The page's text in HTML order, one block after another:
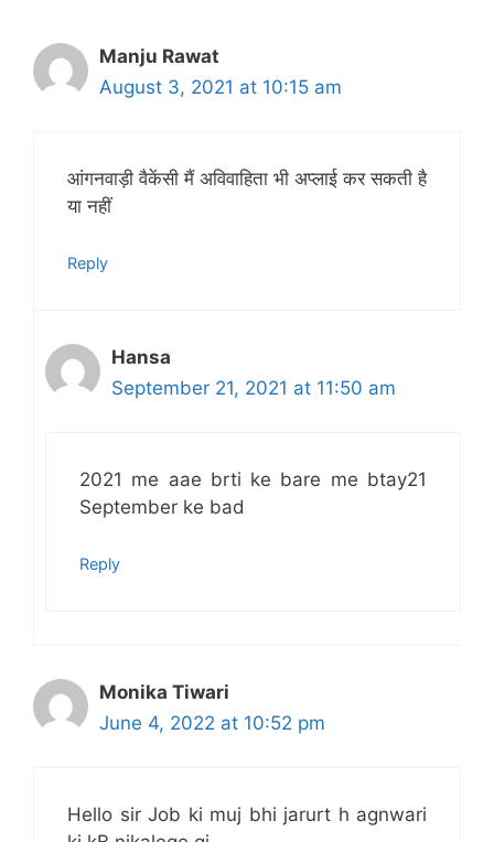
Manju Rawat
August 3, 2021 at 10:15 am
आंगनवाड़ी वैकेंसी मैं अविवाहिता भी अप्लाई कर सकती है
या नहीं
Reply
Hansa
September 21, 2021 at 11:50 am
2021 me aae brti ke bare me btay21
September ke bad
Reply
Monika Tiwari
June 4, 2022 at 10:52 pm
Hello sir Job ki muj bhi jarurt h agnwari